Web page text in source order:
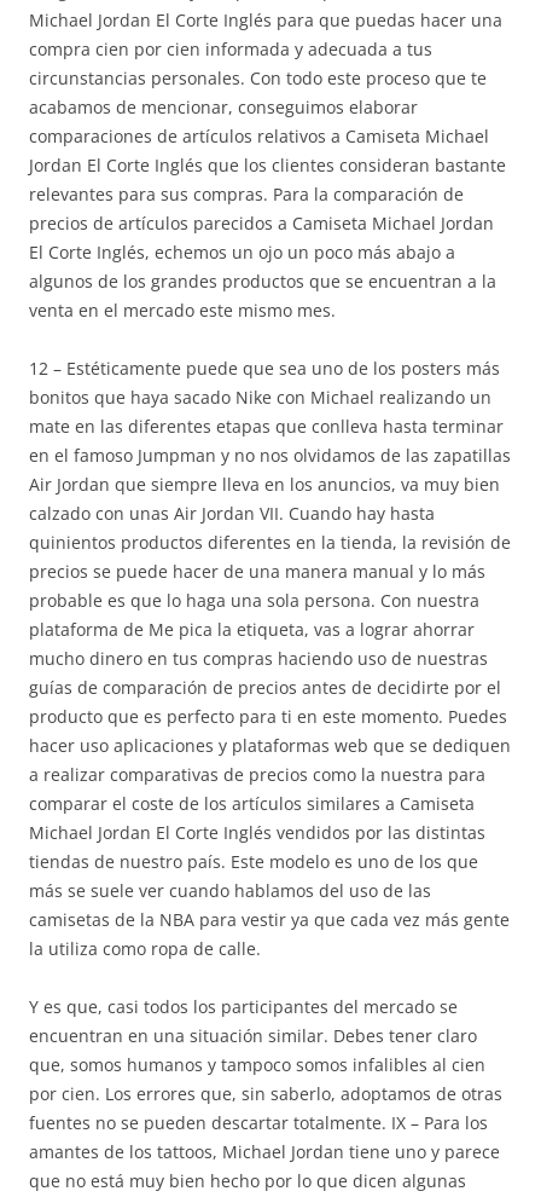
Michael Jordan El Corte Inglés para que puedas hacer una
compra cien por cien informada y adecuada a tus
circunstancias personales. Con todo este proceso que te
acabamos de mencionar, conseguimos elaborar
comparaciones de artículos relativos a Camiseta Michael
Jordan El Corte Inglés que los clientes consideran bastante
relevantes para sus compras. Para la comparación de
precios de artículos parecidos a Camiseta Michael Jordan
El Corte Inglés, echemos un ojo un poco más abajo a
algunos de los grandes productos que se encuentran a la
venta en el mercado este mismo mes.
12 – Estéticamente puede que sea uno de los posters más
bonitos que haya sacado Nike con Michael realizando un
mate en las diferentes etapas que conlleva hasta terminar
en el famoso Jumpman y no nos olvidamos de las zapatillas
Air Jordan que siempre lleva en los anuncios, va muy bien
calzado con unas Air Jordan VII. Cuando hay hasta
quinientos productos diferentes en la tienda, la revisión de
precios se puede hacer de una manera manual y lo más
probable es que lo haga una sola persona. Con nuestra
plataforma de Me pica la etiqueta, vas a lograr ahorrar
mucho dinero en tus compras haciendo uso de nuestras
guías de comparación de precios antes de decidirte por el
producto que es perfecto para ti en este momento. Puedes
hacer uso aplicaciones y plataformas web que se dediquen
a realizar comparativas de precios como la nuestra para
comparar el coste de los artículos similares a Camiseta
Michael Jordan El Corte Inglés vendidos por las distintas
tiendas de nuestro país. Este modelo es uno de los que
más se suele ver cuando hablamos del uso de las
camisetas de la NBA para vestir ya que cada vez más gente
la utiliza como ropa de calle.
Y es que, casi todos los participantes del mercado se
encuentran en una situación similar. Debes tener claro
que, somos humanos y tampoco somos infalibles al cien
por cien. Los errores que, sin saberlo, adoptamos de otras
fuentes no se pueden descartar totalmente. IX – Para los
amantes de los tattoos, Michael Jordan tiene uno y parece
que no está muy bien hecho por lo que dicen algunas